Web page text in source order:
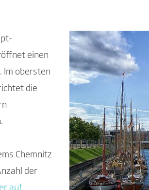
einen
Im obersten
die
Chemnitz
der
auf